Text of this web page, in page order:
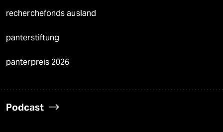
recherchefonds ausland
panterstiftung
panterpreis 2026
Podcast